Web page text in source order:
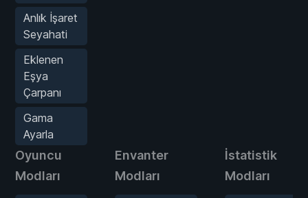
Anlık İşaret
Seyahati
Eklenen
Eşya
Çarpanı
Gama
Ayarla
Oyuncu
Modları
Envanter
Modları
İstatistik
Modları